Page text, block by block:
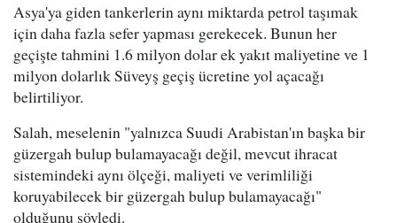
Asya'ya giden tankerlerin aynı miktarda petrol taşımak
için daha fazla sefer yapması gerekecek. Bunun her
geçişte tahmini 1.6 milyon dolar ek yakıt maliyetine ve 1
milyon dolarlık Süveyş geçiş ücretine yol açacağı
belirtiliyor.
Salah, meselenin "yalnızca Suudi Arabistan'ın başka bir
güzergah bulup bulamayacağı değil, mevcut ihracat
sistemindeki aynı ölçeği, maliyeti ve verimliliği
koruyabilecek bir güzergah bulup bulamayacağı"
olduğunu söyledi.